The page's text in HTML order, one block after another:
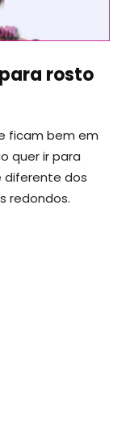
rosto
ficam bem em
quer ir para
diferente dos
redondos.